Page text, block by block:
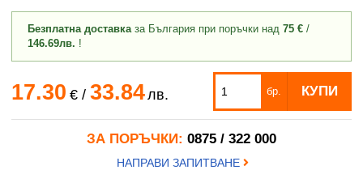
Безплатна доставказа България при поръчки над 75 € /
146.69лв. !
17.30 €/ 33.84лв. бр. КУПИ
ЗА ПОРЪЧКИ: 0875 / 322 000
НАПРАВИ ЗАПИТВАНЕ